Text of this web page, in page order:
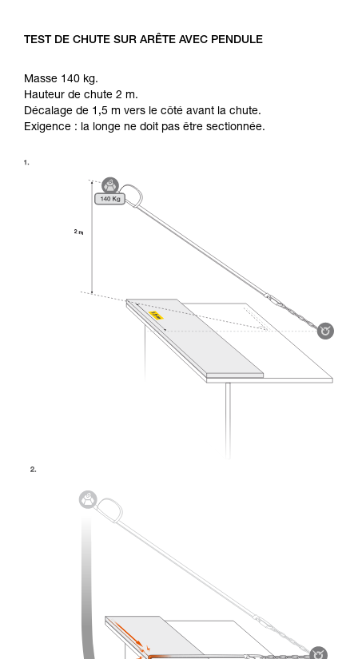
TEST DE CHUTE SUR ARÊTE AVEC PENDULE
Masse 140 kg.
Hauteur de chute 2 m.
Décalage de 1,5 m vers le côté avant la chute.
Exigence : la longe ne doit pas être sectionnée.